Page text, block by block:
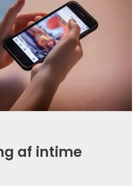
af intime